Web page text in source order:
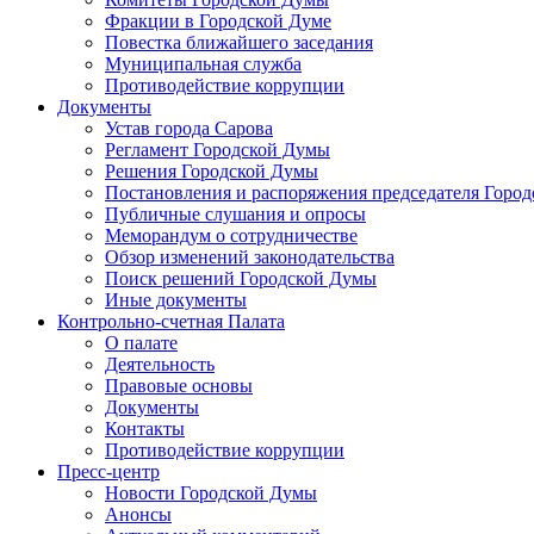
Фракции в Городской Думе
Повестка ближайшего заседания
Муниципальная служба
Противодействие коррупции
Документы
Устав города Сарова
Регламент Городской Думы
Решения Городской Думы
Постановления и распоряжения председателя
Публичные слушания и опросы
Меморандум о сотрудничестве
Обзор изменений законодательства
Поиск решений Городской Думы
Иные документы
Контрольно-счетная Палата
О палате
Деятельность
Правовые основы
Документы
Контакты
Противодействие коррупции
Пресс-центр
Новости Городской Думы
Анонсы